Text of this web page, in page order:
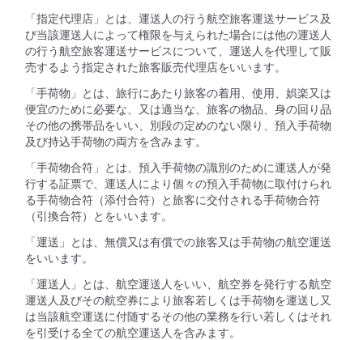
「指定代理店」とは、運送人の行う航空旅客運送サービス及
び当該運送人によって権限を与えられた場合には他の運送人
の行う航空旅客運送サービスについて、運送人を代理して販
売するよう指定された旅客販売代理店をいいます。
「手荷物」とは、旅行にあたり旅客の着用、使用、娯楽又は
便宜のために必要な、又は適当な、旅客の物品、身の回り品
その他の携帯品をいい、別段の定めのない限り、預入手荷物
及び持込手荷物の両方を含みます。
「手荷物合符」とは、預入手荷物の識別のために運送人が発
行する証票で、運送人により個々の預入手荷物に取付けられ
る手荷物合符（添付合符）と旅客に交付される手荷物合符
（引換合符）とをいいます。
「運送」とは、無償又は有償での旅客又は手荷物の航空運送
をいいます。
「運送人」とは、航空運送人をいい、航空券を発行する航空
運送人及びその航空券により旅客若しくは手荷物を運送し又
は当該航空運送に付随するその他の業務を行い若しくはそれ
を引受ける全ての航空運送人を含みます。